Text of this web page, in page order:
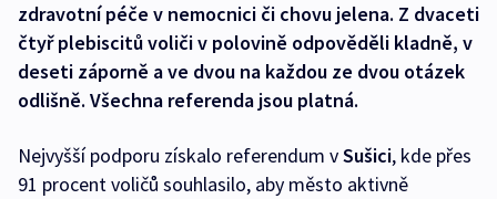
zdravotní péče v nemocnici či chovu jelena. Z dvaceti
čtyř plebiscitů voliči v polovině odpověděli kladně, v
deseti záporně a ve dvou na každou ze dvou otázek
odlišně. Všechna referenda jsou platná.
Nejvyšší podporu získalo referendum vSušici, kde přes
91 procent voličů souhlasilo, aby město aktivně